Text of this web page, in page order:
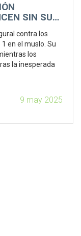
SIN SU
contra los
en el muslo. Su
los
la inesperada
9 may 2025